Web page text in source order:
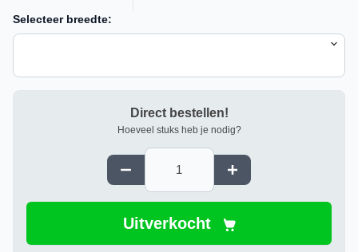
Selecteer breedte:
Direct bestellen!
Hoeveel stuks heb je nodig?
Uitverkocht